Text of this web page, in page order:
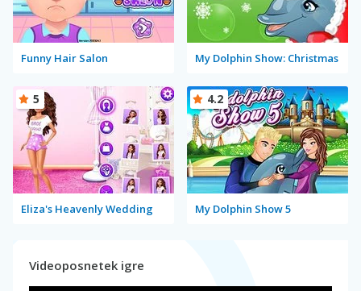
Funny Hair Salon My Dolphin Show: Christmas
Eliza's Heavenly Wedding
5
My Dolphin Show 5
4.2
Videoposnetek igre